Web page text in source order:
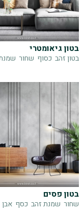
בטון גיאומטרי
בטון זהב כסוף שחור
בטון פסים
שחור שמנת זהב כסף אבן